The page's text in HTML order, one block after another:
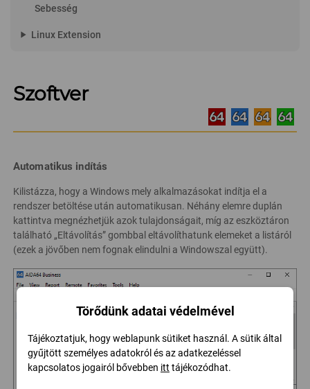
Sebesség
play_arrow Linux Extension
Szoftver
Automatikus indítás
Kilistázza, hogy a Windows mely alkalmazásokat indítja el a
rendszer betöltése után automatikusan. Néhány elemre duplán
kattintva megnézhetjük azok tulajdonságait, míg az eszköztáron
található „Eltávolítás” gombbal eltávolíthatunk elemeket a listáról
(ezek a jövőben nem fognak elindulni a Windowszal együtt).
Törődünk adatai védelmével
Tájékoztatjuk, hogy weblapunk sütiket használ. A sütik által
gyűjtött személyes adatokról és az adatkezeléssel
kapcsolatos jogairól bővebben itt tájékozódhat.